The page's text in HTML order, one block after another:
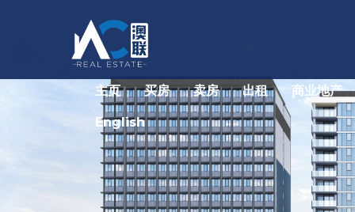
主页 买房 卖房 出租 商业地产
English